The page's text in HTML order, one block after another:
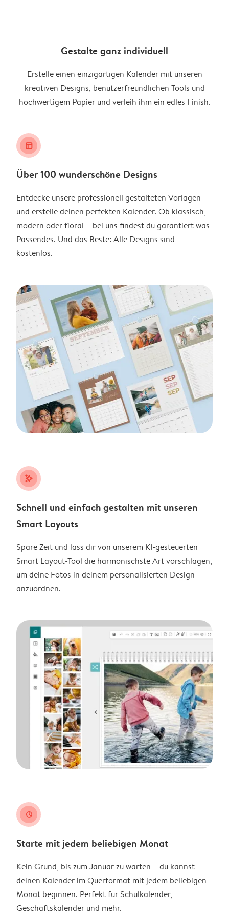
Gestalte ganz individuell
Erstelle einen einzigartigen Kalender mit unseren
kreativen Designs, benutzerfreundlichen Tools und
hochwertigem Papier und verleih ihm ein edles Finish.
layout_alt
Über 100 wunderschöne Designs
Entdecke unsere professionell gestalteten Vorlagen
und erstelle deinen perfekten Kalender. Ob klassisch,
modern oder floral – bei uns findest du garantiert was
Passendes. Und das Beste: Alle Designs sind
kostenlos.
stars_plus
Schnell und einfach gestalten mit unseren
Smart Layouts
Spare Zeit und lass dir von unserem KI-gesteuerten
Smart Layout-Tool die harmonischste Art vorschlagen,
um deine Fotos in deinem personalisierten Design
anzuordnen.
clock
Starte mit jedem beliebigen Monat
Kein Grund, bis zum Januar zu warten – du kannst
deinen Kalender im Querformat mit jedem beliebigen
Monat beginnen. Perfekt für Schulkalender,
Geschäftskalender und mehr.